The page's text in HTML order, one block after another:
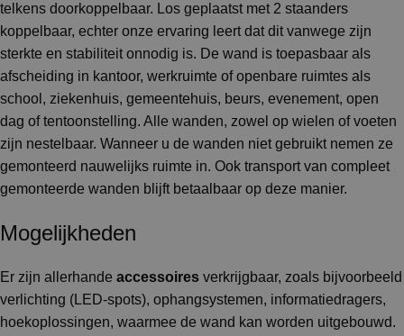
telkens doorkoppelbaar. Los geplaatst met 2 staanders
koppelbaar, echter onze ervaring leert dat dit vanwege zijn
sterkte en stabiliteit onnodig is. De wand is toepasbaar als
afscheiding in kantoor, werkruimte of openbare ruimtes als
school, ziekenhuis, gemeentehuis, beurs, evenement, open
dag of tentoonstelling. Alle wanden, zowel op wielen of voeten
zijn nestelbaar. Wanneer u de wanden niet gebruikt nemen ze
gemonteerd nauwelijks ruimte in. Ook transport van compleet
gemonteerde wanden blijft betaalbaar op deze manier.
Mogelijkheden
Er zijn allerhande accessoires verkrijgbaar, zoals bijvoorbeeld
verlichting (LED-spots), ophangsystemen, informatiedragers,
hoekoplossingen, waarmee de wand kan worden uitgebouwd.